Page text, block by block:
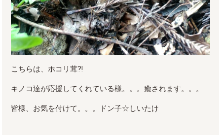
こちらは、ホコリ茸⁈
キノコ達が応援してくれている様。。。癒されます。。。
皆様、お気を付けて。。。ドン子☆しいたけ